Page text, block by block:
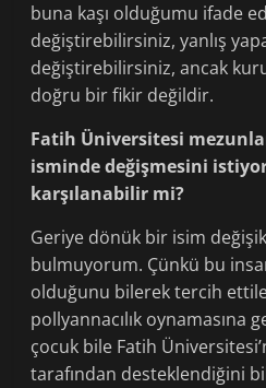
buna kaşı olduğumu ifade
değiştirebilirsiniz, yanlış
değiştirebilirsiniz, ancak
doğru bir fikir değildir.
Fatih Üniversitesi
isminde değişmesini
karşılanabilir mi?
Geriye dönük bir isim
bulmuyorum. Çünkü bu
olduğunu bilerek tercih
pollyannacılık oynamasına
çocuk bile Fatih
tarafından desteklendiğini